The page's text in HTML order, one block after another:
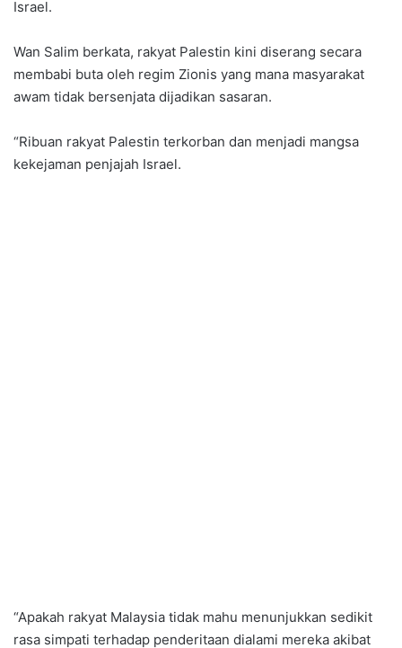
Israel.
Wan Salim berkata, rakyat Palestin kini diserang secara
membabi buta oleh regim Zionis yang mana masyarakat
awam tidak bersenjata dijadikan sasaran.
“Ribuan rakyat Palestin terkorban dan menjadi mangsa
kekejaman penjajah Israel.
“Apakah rakyat Malaysia tidak mahu menunjukkan sedikit
rasa simpati terhadap penderitaan dialami mereka akibat